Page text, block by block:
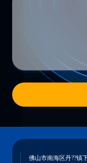
佛山市南海区丹??镇